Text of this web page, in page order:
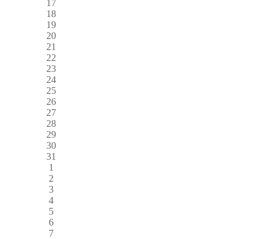
17
18
19
20
21
22
23
24
25
26
27
28
29
30
31
1
2
3
4
5
6
7